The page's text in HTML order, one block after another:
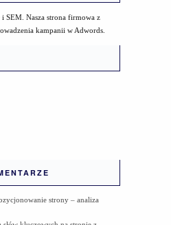
i SEM. Nasza strona firmowa z
kampanii w Adwords.
strony – analiza